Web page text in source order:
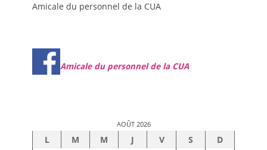
Amicale du personnel de la CUA
Amicale du personnel de la CUA
AOÛT 2026
L M M J V S
D